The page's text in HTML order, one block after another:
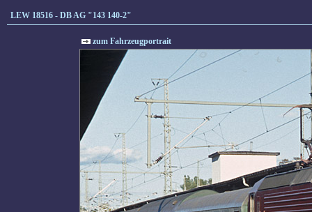
LEW 18516 - DB AG "143 140-2"
zum Fahrzeugportrait